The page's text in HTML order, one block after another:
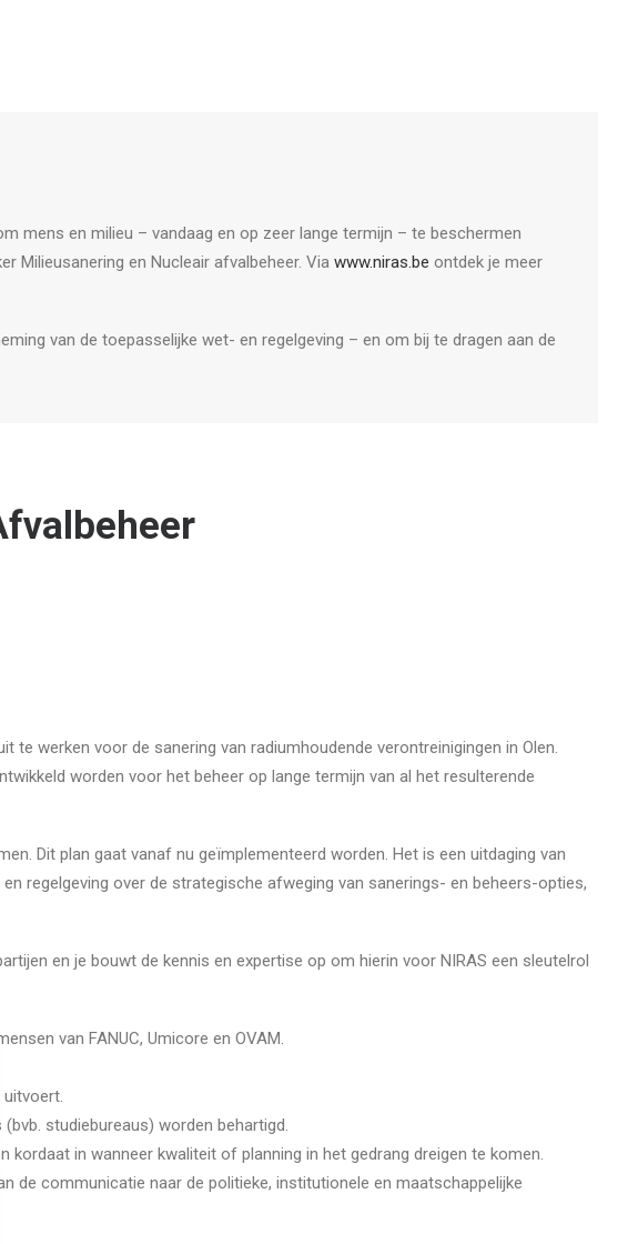
mens en milieu – vandaag en op zeer lange termijn – te beschermen
Milieusanering en Nucleair afvalbeheer. Via www.niras.be ontdek je meer
van de toepasselijke wet- en regelgeving – en om bij te dragen aan de
werken voor de sanering van radiumhoudende verontreinigingen in Olen.
worden voor het beheer op lange termijn van al het resulterende
Dit plan gaat vanaf nu geïmplementeerd worden. Het is een uitdaging van
regelgeving over de strategische afweging van sanerings- en beheers-opties,
en je bouwt de kennis en expertise op om hierin voor NIRAS een sleutelrol
van FANUC, Umicore en OVAM.
uitvoert.
studiebureaus) worden behartigd.
in wanneer kwaliteit of planning in het gedrang dreigen te komen.
de communicatie naar de politieke, institutionele en maatschappelijke